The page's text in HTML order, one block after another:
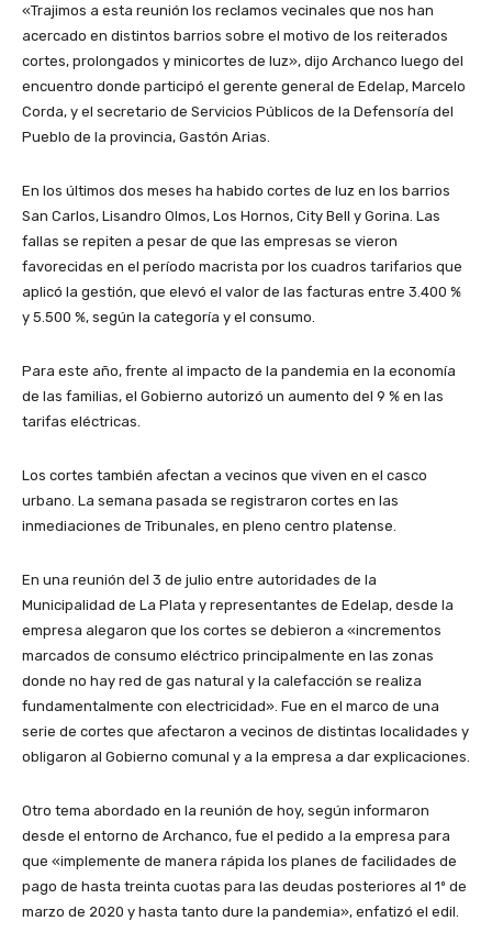
«Trajimos a esta reunión los reclamos vecinales que nos han
acercado en distintos barrios sobre el motivo de los reiterados
cortes, prolongados y minicortes de luz», dijo Archanco luego del
encuentro donde participó el gerente general de Edelap, Marcelo
Corda, y el secretario de Servicios Públicos de la Defensoría del
Pueblo de la provincia, Gastón Arias.
En los últimos dos meses ha habido cortes de luz en los barrios
San Carlos, Lisandro Olmos, Los Hornos, City Bell y Gorina. Las
fallas se repiten a pesar de que las empresas se vieron
favorecidas en el período macrista por los cuadros tarifarios que
aplicó la gestión, que elevó el valor de las facturas entre 3.400 %
y 5.500 %, según la categoría y el consumo.
Para este año, frente al impacto de la pandemia en la economía
de las familias, el Gobierno autorizó un aumento del 9 % en las
tarifas eléctricas.
Los cortes también afectan a vecinos que viven en el casco
urbano. La semana pasada se registraron cortes en las
inmediaciones de Tribunales, en pleno centro platense.
En una reunión del 3 de julio entre autoridades de la
Municipalidad de La Plata y representantes de Edelap, desde la
empresa alegaron que los cortes se debieron a «incrementos
marcados de consumo eléctrico principalmente en las zonas
donde no hay red de gas natural y la calefacción se realiza
fundamentalmente con electricidad». Fue en el marco de una
serie de cortes que afectaron a vecinos de distintas localidades y
obligaron al Gobierno comunal y a la empresa a dar explicaciones.
Otro tema abordado en la reunión de hoy, según informaron
desde el entorno de Archanco, fue el pedido a la empresa para
que «implemente de manera rápida los planes de facilidades de
pago de hasta treinta cuotas para las deudas posteriores al 1º de
marzo de 2020 y hasta tanto dure la pandemia», enfatizó el edil.